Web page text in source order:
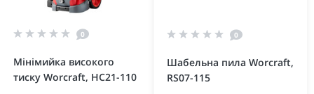
0
Мінімийка високого
тиску Worcraft, HC21-110
0
Шабельна пила Worcraft,
RS07-115